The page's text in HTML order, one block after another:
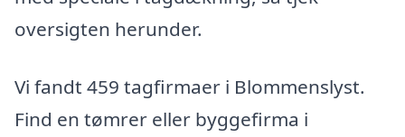
oversigten herunder.
Vi fandt 459 tagfirmaer i Blommenslyst.
Find en tømrer eller byggefirma i